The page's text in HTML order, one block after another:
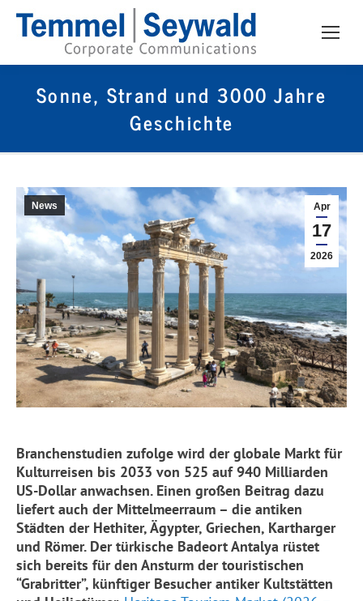
Sonne, Strand und 3000 Jahre
Geschichte
Apr
17
2026
News
Branchenstudien zufolge wird der globale Markt für
Kulturreisen bis 2033 von 525 auf 940 Milliarden
US-Dollar anwachsen. Einen großen Beitrag dazu
liefert auch der Mittelmeerraum – die antiken
Städten der Hethiter, Ägypter, Griechen, Kartharger
und Römer. Der türkische Badeort Antalya rüstet
sich bereits für den Ansturm der touristischen
“Grabritter”, künftiger Besucher antiker Kultstätten